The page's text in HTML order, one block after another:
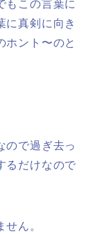
もこの言葉に
に真剣に向き
ホント〜のと
ので過ぎ去っ
るだけなので
ん。